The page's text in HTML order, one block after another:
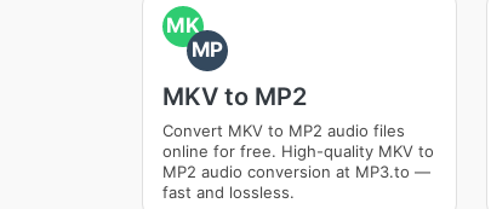
MK
MP
MKV to MP2
Convert MKV to MP2 audio files
online for free. High-quality MKV to
MP2 audio conversion at MP3.to —
fast and lossless.